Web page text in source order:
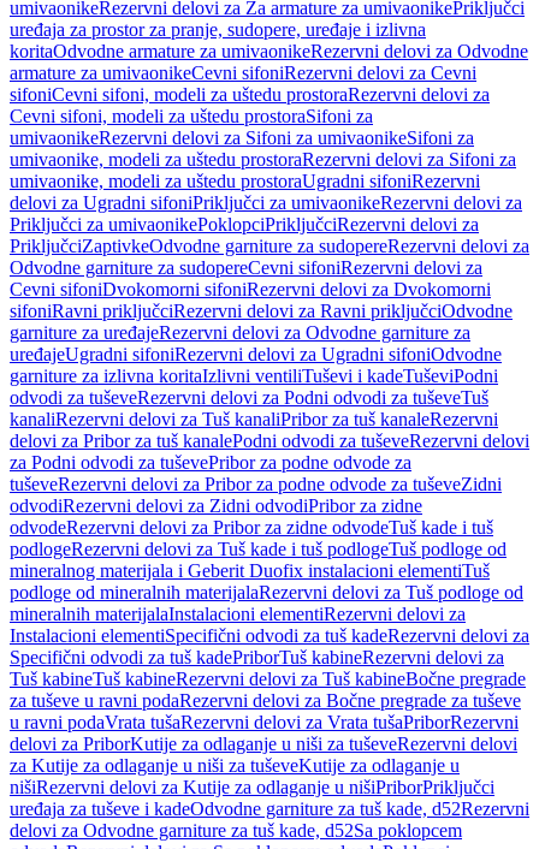
umivaonikeRezervni delovi za Za armature za umivaonikePriključci
uređaja za prostor za pranje, sudopere, uređaje i izlivna
koritaOdvodne armature za umivaonikeRezervni delovi za Odvodne
armature za umivaonikeCevni sifoniRezervni delovi za Cevni
sifoniCevni sifoni, modeli za uštedu prostoraRezervni delovi za
Cevni sifoni, modeli za uštedu prostoraSifoni za
umivaonikeRezervni delovi za Sifoni za umivaonikeSifoni za
umivaonike, modeli za uštedu prostoraRezervni delovi za Sifoni za
umivaonike, modeli za uštedu prostoraUgradni sifoniRezervni
delovi za Ugradni sifoniPriključci za umivaonikeRezervni delovi za
Priključci za umivaonikePoklopciPriključciRezervni delovi za
PriključciZaptivkeOdvodne garniture za sudopereRezervni delovi za
Odvodne garniture za sudopereCevni sifoniRezervni delovi za
Cevni sifoniDvokomorni sifoniRezervni delovi za Dvokomorni
sifoniRavni priključciRezervni delovi za Ravni priključciOdvodne
garniture za uređajeRezervni delovi za Odvodne garniture za
uređajeUgradni sifoniRezervni delovi za Ugradni sifoniOdvodne
garniture za izlivna koritaIzlivni ventiliTuševi i kadeTuševiPodni
odvodi za tuševeRezervni delovi za Podni odvodi za tuševeTuš
kanaliRezervni delovi za Tuš kanaliPribor za tuš kanaleRezervni
delovi za Pribor za tuš kanalePodni odvodi za tuševeRezervni delovi
za Podni odvodi za tuševePribor za podne odvode za
tuševeRezervni delovi za Pribor za podne odvode za tuševeZidni
odvodiRezervni delovi za Zidni odvodiPribor za zidne
odvodeRezervni delovi za Pribor za zidne odvodeTuš kade i tuš
podlogeRezervni delovi za Tuš kade i tuš podlogeTuš podloge od
mineralnog materijala i Geberit Duofix instalacioni elementiTuš
podloge od mineralnih materijalaRezervni delovi za Tuš podloge od
mineralnih materijalaInstalacioni elementiRezervni delovi za
Instalacioni elementiSpecifični odvodi za tuš kadeRezervni delovi za
Specifični odvodi za tuš kadePriborTuš kabineRezervni delovi za
Tuš kabineTuš kabineRezervni delovi za Tuš kabineBočne pregrade
za tuševe u ravni podaRezervni delovi za Bočne pregrade za tuševe
u ravni podaVrata tušaRezervni delovi za Vrata tušaPriborRezervni
delovi za PriborKutije za odlaganje u niši za tuševeRezervni delovi
za Kutije za odlaganje u niši za tuševeKutije za odlaganje u
nišiRezervni delovi za Kutije za odlaganje u nišiPriborPriključci
uređaja za tuševe i kadeOdvodne garniture za tuš kade, d52Rezervni
delovi za Odvodne garniture za tuš kade, d52Sa poklopcem